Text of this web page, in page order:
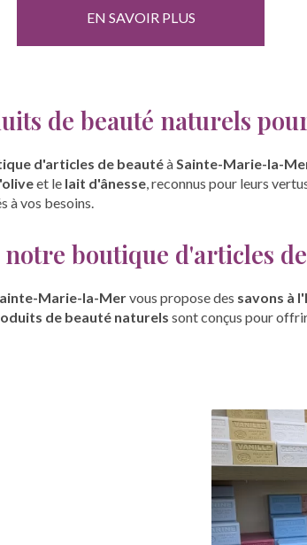
EN SAVOIR PLUS
de beauté naturels
d'articles de beautéàSainte-Marie-la-
et le lait d'ânesse, reconnus pour leurs
à vos besoins.
notre boutique d'articles
Marie-la-Mervous propose des savons à
de beauté naturels sont conçus pour